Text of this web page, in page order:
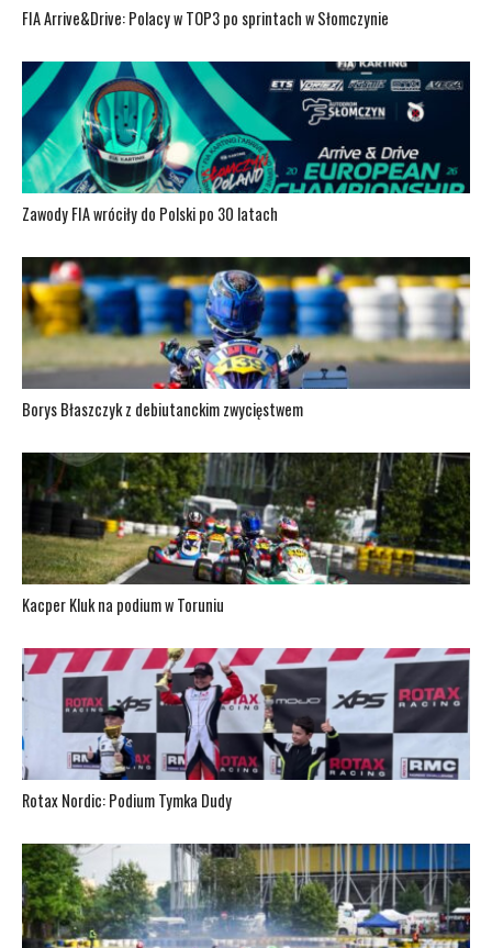
FIA Arrive&Drive: Polacy w TOP3 po sprintach w Słomczynie
Zawody FIA wróciły do Polski po 30 latach
Borys Błaszczyk z debiutanckim zwycięstwem
Kacper Kluk na podium w Toruniu
Rotax Nordic: Podium Tymka Dudy